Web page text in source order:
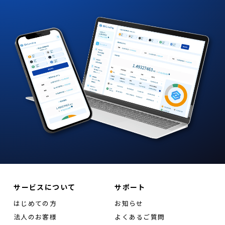
サービスについて
はじめての方
法人のお客様
サポート
お知らせ
よくあるご質問